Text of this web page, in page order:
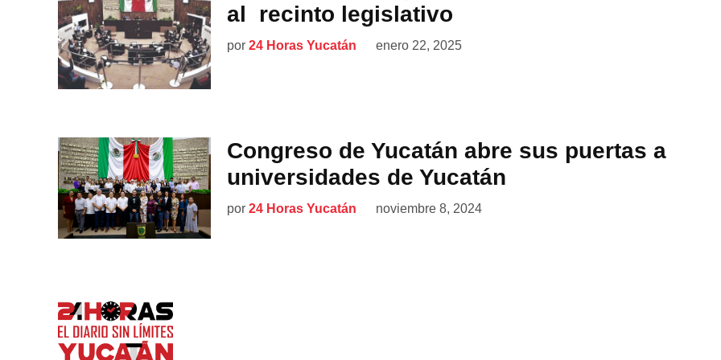
al recinto legislativo
por 24 Horas Yucatán enero 22, 2025
Congreso de Yucatán abre sus puertas a
universidades de Yucatán
por 24 Horas Yucatán noviembre 8, 2024